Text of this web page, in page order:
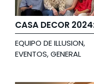
EQUIPO DE ILLUSION,
EVENTOS,GENERAL